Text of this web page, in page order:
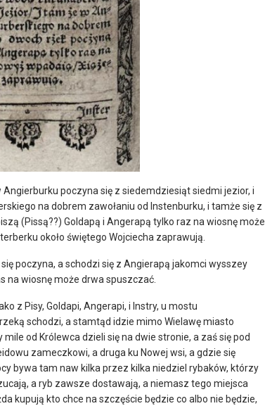
poczyna się z siedemdziesiąt siedmi jezior, i
na dobrem zawołaniu od Instenburku, i tamże się z
(Pissą??) Goldapą i Angerapą tylko raz na wiosnę może
około świętego Wojciecha zaprawują.
poczyna, a schodzi się z Angierapą jakomci wysszey
na wiosnę może drwa spuszczać.
z Pisy, Goldapi, Angerapi, i Instry, u mostu
schodzi, a stamtąd idzie mimo Wielawę miasto
od Królewca dzieli się na dwie stronie, a zaś się pod
zameczkowi, a druga ku Nowej wsi, a gdzie się
bywa tam naw kilka przez kilka niedziel rybaków, którzy
a ryb zawsze dostawają, a niemasz tego miejsca
kupują kto chce na szczęście będzie co albo nie będzie,